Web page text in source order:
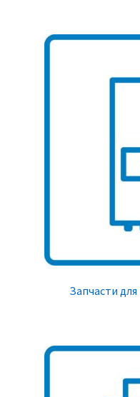
Запчасти